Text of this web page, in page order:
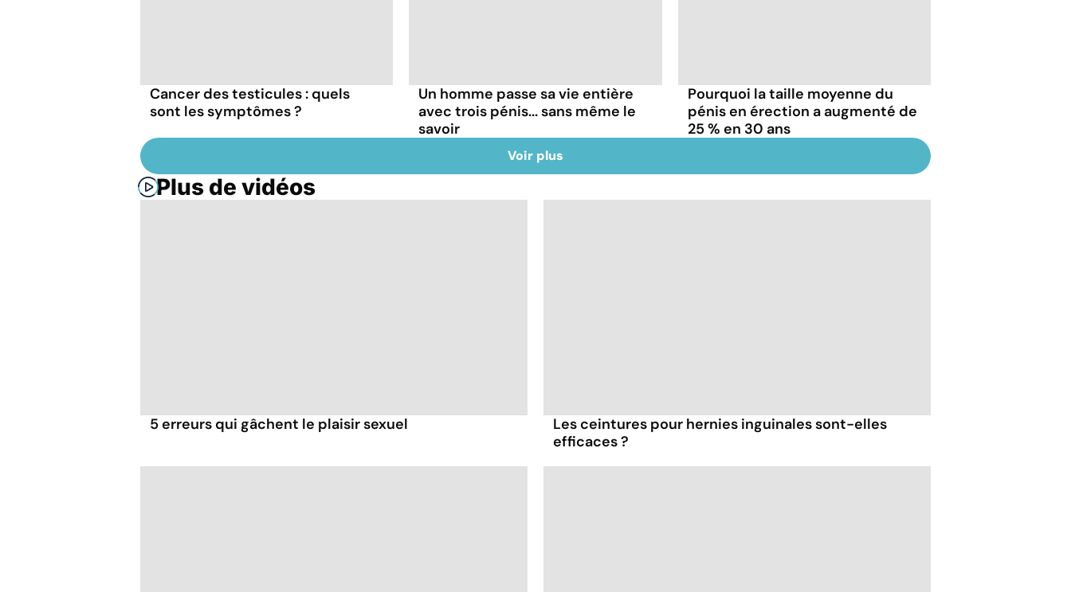
Cancer des testicules : quels
sont les symptômes ?
Un homme passe sa vie entière
avec trois pénis... sans même le
savoir
Pourquoi la taille moyenne du
pénis en érection a augmenté de
25 % en 30 ans
Voir plus
Plus de vidéos
5 erreurs qui gâchent le plaisir sexuel
Les ceintures pour hernies inguinales sont-elles
efficaces ?